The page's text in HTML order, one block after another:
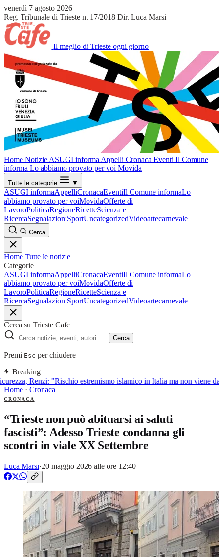
venerdì 7 agosto 2026
Reg. Tribunale di Trieste n. 17/2018 Dir. Luca Marsi
Il meglio di Trieste ogni giorno
Home Notizie ASUGI informa Appelli Cronaca Eventi Il Comune
informa Lo abbiamo provato per voi Movida
Tutte le categorie ▼
ASUGI informaAppelliCronacaEventiIl Comune informaLo
abbiamo provato per voiMovidaOfferte di
LavoroPoliticaRegioneRicetteScienza e
RicercaSegnalazioniSportUncategorizedVideoartecarnevale
Cerca
Home Tutte le notizie
Categorie
ASUGI informaAppelliCronacaEventiIl Comune informaLo
abbiamo provato per voiMovidaOfferte di
LavoroPoliticaRegioneRicetteScienza e
RicercaSegnalazioniSportUncategorizedVideoartecarnevale
Cerca su Trieste Cafe
Cerca
Premi Esc per chiudere
Breaking
Renzi: "Rischio estremismo islamico in Italia ma non viene
Home · Cronaca
CRONACA
“Trieste non può abituarsi ai saluti
fascisti”: Adesso Trieste condanna gli
scontri in viale XX Settembre
Luca Marsi·20 maggio 2026 alle ore 12:40